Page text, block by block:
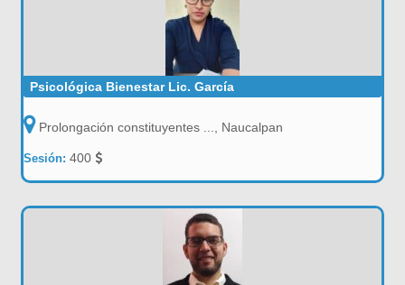
Psicológica Bienestar Lic. García
Prolongación constituyentes ..., Naucalpan
Sesión:400